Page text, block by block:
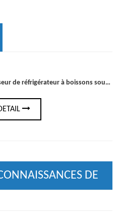
Comment choisir le bon refroidisseur de réfrigérateur à boissons sous le comptoir pour votre bar ou votre cuisine
DE